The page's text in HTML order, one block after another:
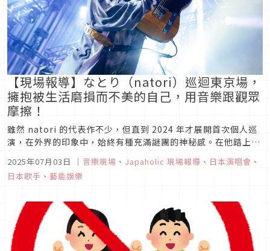
【現場報導】なとり（natori）巡迴東京場，
擁抱被生活磨損而不美的自己，用音樂跟觀眾
摩擦！
雖然 natori 的代表作不少，但直到 2024 年才展開首次個人巡
演，在外界的印象中，始終有種充滿謎團的神秘感。在他踏上台
DiverCity 舉行的「摩擦」演唱會現場，感受這位新世代音樂創
作者的表演魅力。
2025年07月03日 ｜ 音樂現場 、 Japaholic 現場報導 、 日本演唱會 、
日本歌手 、 藝能娛樂